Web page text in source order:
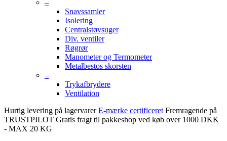
–
Snavssamler
Isolering
Centralstøvsuger
Div. ventiler
Røgrør
Manometer og Termometer
Metalbestos skorsten
–
Trykafbrydere
Ventilation
Hurtig levering på lagervarer E-mærke certificeret Fremragende på
TRUSTPILOT Gratis fragt til pakkeshop ved køb over 1000 DKK
- MAX 20 KG